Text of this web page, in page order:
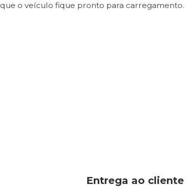
que o veículo fique pronto para carregamento.
Entrega ao cliente